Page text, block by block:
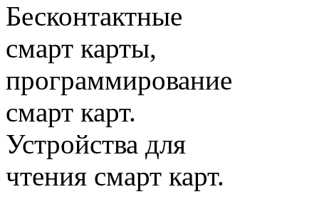
Бесконтактные
смарт карты,
программирование
смарт карт.
Устройства для
чтения смарт карт.